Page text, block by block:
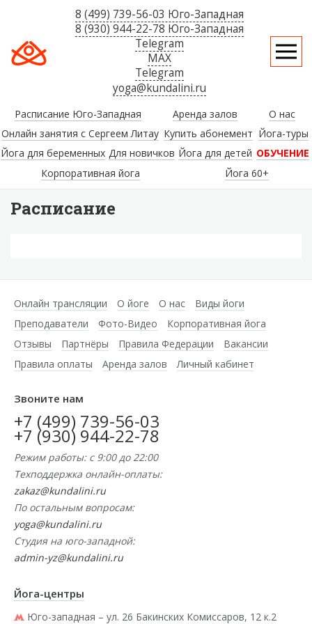
8 (499) 739-56-03 Юго-Западная
8 (930) 944-22-78 Юго-Западная
Telegram
MAX
Telegram
yoga@kundalini.ru
Расписание Юго-Западная Аренда залов
О нас
Онлайн занятия с Сергеем Литау Купить абонемент Йога-туры
Йога для беременных Для новичков Йога для детей ОБУЧЕНИЕ
Корпоративная йога
Йога 60+
Расписание
Онлайн трансляции О йоге О нас
Виды йоги
Преподаватели
Фото-Видео
Корпоративная йога
Отзывы
Партнёры Правила Федерации
Вакансии
Правила оплаты
Аренда залов Личный кабинет
Звоните нам
+7 (499) 739-56-03
+7 (930) 944-22-78
Режим работы: с 9:00 до 22:00
Техподдержка онлайн-оплаты:
zakaz@kundalini.ru
По остальным вопросам:
yoga@kundalini.ru
Студия на юго-западной:
admin-yz@kundalini.ru
Йога-центры
Юго-западная – ул. 26 Бакинских Комиссаров, 12 к.2